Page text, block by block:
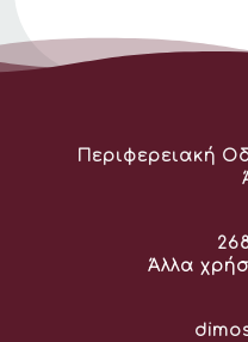
Διεύθυνση:
Περιφερειακή
Άλλα
Email: